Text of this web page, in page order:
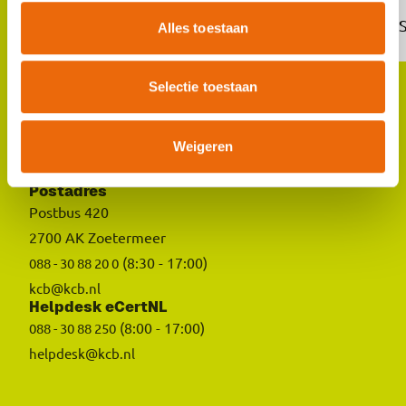
Alles toestaan
Selectie toestaan
Weigeren
Rayonkantoren:
Bezoekadres
2719 EE Zoetermeer
Postadres
Postbus 420
2700 AK Zoetermeer
088 - 30 88 20 0 (8:30 - 17:00)
kcb@kcb.nl
Helpdesk eCertNL
088 - 30 88 250 (8:00 - 17:00)
helpdesk@kcb.nl